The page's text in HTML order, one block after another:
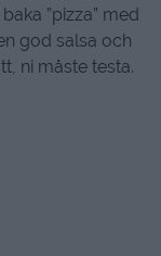
”pizza” med
god salsa och
ni måste testa.